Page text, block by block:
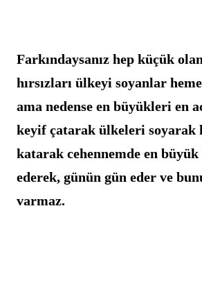
Farkındaysanız hep küçük
hırsızları ülkeyi soyanlar
ama nedense en büyükleri en
keyif çatarak ülkeleri soyarak
katarak cehennemde en büyük
ederek, günün gün eder ve
varmaz.